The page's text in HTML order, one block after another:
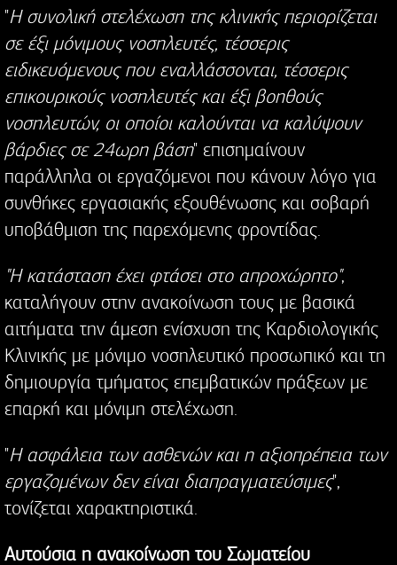
"Η συνολική στελέχωση της κλινικής περιορίζεται
σε έξι μόνιμους νοσηλευτές, τέσσερις
ειδικευόμενους που εναλλάσσονται, τέσσερις
επικουρικούς νοσηλευτές και έξι βοηθούς
νοσηλευτών, οι οποίοι καλούνται να καλύψουν
βάρδιες σε 24ωρη βάση" επισημαίνουν
παράλληλα οι εργαζόμενοι που κάνουν λόγο για
συνθήκες εργασιακής εξουθένωσης και σοβαρή
υποβάθμιση της παρεχόμενης φροντίδας.
"Η κατάσταση έχει φτάσει στο απροχώρητο",
καταλήγουν στην ανακοίνωση τους με βασικά
αιτήματα την άμεση ενίσχυση της Καρδιολογικής
Κλινικής με μόνιμο νοσηλευτικό προσωπικό και τη
δημιουργία τμήματος επεμβατικών πράξεων με
επαρκή και μόνιμη στελέχωση.
"Η ασφάλεια των ασθενών και η αξιοπρέπεια των
εργαζομένων δεν είναι διαπραγματεύσιμες",
τονίζεται χαρακτηριστικά.
Αυτούσια η ανακοίνωση του Σωματείου